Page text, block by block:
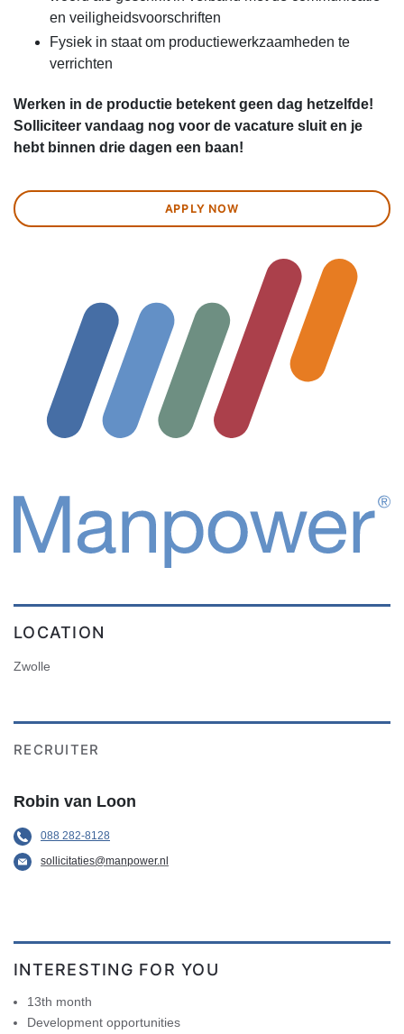
en veiligheidsvoorschriften
Fysiek in staat om productiewerkzaamheden te
verrichten
Werken in de productie betekent geen dag hetzelfde!
Solliciteer vandaag nog voor de vacature sluit en je
hebt binnen drie dagen een baan!
APPLY NOW
LOCATION
Zwolle
RECRUITER
Robin van Loon
088 282-8128
sollicitaties@manpower.nl
INTERESTING FOR YOU
13th month
Development opportunities